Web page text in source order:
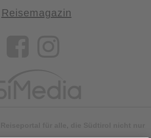
Reisemagazin